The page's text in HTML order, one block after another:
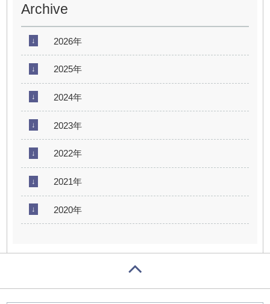
Archive
2026年
2025年
2024年
2023年
2022年
2021年
2020年